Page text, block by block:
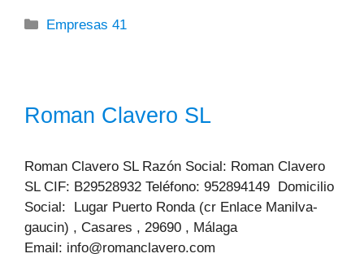
Categorías
Empresas 41
Roman Clavero SL
Roman Clavero SL Razón Social: Roman Clavero
SL CIF: B29528932 Teléfono: 952894149 Domicilio
Social: Lugar Puerto Ronda (cr Enlace Manilva-
gaucin) , Casares , 29690 , Málaga
Email: info@romanclavero.com